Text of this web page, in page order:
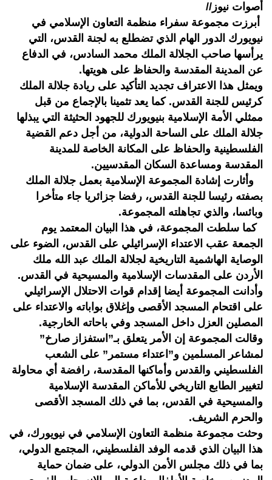
أصوات نيوز//
أبرزت مجموعة سفراء منظمة التعاون الإسلامي في
نيويورك الدور الهام الذي تضطلع به لجنة القدس، التي
يرأسها صاحب الجلالة الملك محمد السادس، في الدفاع
عن المدينة المقدسة والحفاظ على هويتها.
ويمثل هذا الاعتراف تجديد التأكيد على ريادة جلالة الملك
كرئيس للجنة القدس. كما يعد تثمينا بالإجماع من قبل
ممثلي الأمة الإسلامية بنيويورك للجهود الحثيثة التي يبذلها
جلالة الملك على الساحة الدولية، من أجل دعم القضية
الفلسطينية والحفاظ على المكانة الخاصة للمدينة
المقدسة ومساعدة السكان المقدسيين.
وأثارت إشادة المجموعة الإسلامية بعمل جلالة الملك
بصفته رئيسا للجنة القدس، رفضا جزائريا جاء متأخرا
وبائسا، والذي تجاهلته المجموعة.
كما سلطت المجموعة، في هذا البيان المعتمد يوم
الجمعة عقب الاعتداء الإسرائيلي على القدس، الضوء على
الوصاية الهاشمية التاريخية لجلالة الملك عبد الله ملك
الأردن على المقدسات الإسلامية والمسيحية في القدس.
وأدانت المجموعة أيضا إقدام قوات الاحتلال الإسرائيلي
على اقتحام المسجد الأقصى وإغلاق بواباته والاعتداء على
المصلين العزل داخل المسجد وفي باحاته الخارجية.
وقالت المجموعة إن الأمر يتعلق بـ”استفزاز صارخ”
لمشاعر المسلمين و”اعتداء مستمر” على الشعب
الفلسطيني والقدس وأماكنها المقدسة، رافضة أي محاولة
لتغيير الطابع التاريخي للأماكن المقدسة الإسلامية
والمسيحية في القدس، بما في ذلك المسجد الأقصى
والحرم الشريف.
وحثت مجموعة منظمة التعاون الإسلامي في نيويورك، في
هذا البيان الذي قدمه الوفد الفلسطيني، المجتمع الدولي،
بما في ذلك مجلس الأمن الدولي، على ضمان حماية